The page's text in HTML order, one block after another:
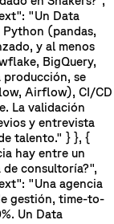
"Un Data
Python (pandas,
y al menos
BigQuery,
se
Airflow), CI/CD
La validación
y entrevista
talento." } }, {
hay entre un
consultoría?",
"Una agencia
gestión, time-to-
Un Data